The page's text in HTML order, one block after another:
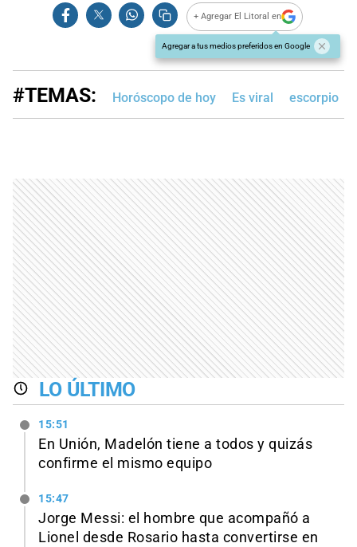
+ Agregar El Litoral en
Agregar a tus medios preferidos en Google
#TEMAS: Horóscopo de hoy Es viral escorpio
LO ÚLTIMO
15:51
En Unión, Madelón tiene a todos y quizás
confirme el mismo equipo
15:47
Jorge Messi: el hombre que acompañó a
Lionel desde Rosario hasta convertirse en